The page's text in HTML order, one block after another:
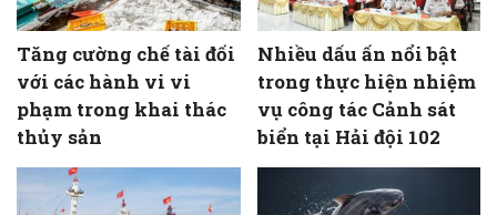
Tăng cường chế tài đối
với các hành vi vi
phạm trong khai thác
thủy sản
Nhiều dấu ấn nổi bật
trong thực hiện nhiệm
vụ công tác Cảnh sát
biển tại Hải đội 102